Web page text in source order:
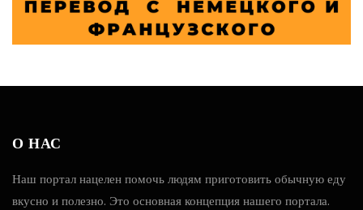
О НАС
Наш портал нацелен помочь людям приготовить обычную еду
вкусно и полезно. Это основная концепция нашего портала.